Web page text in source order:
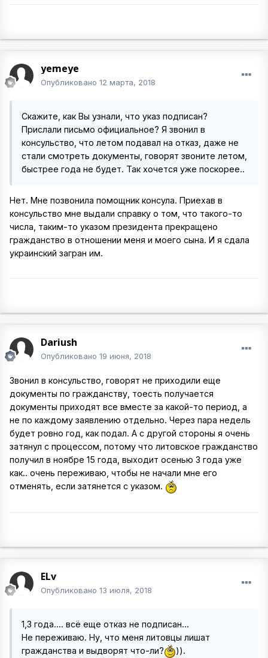
yemeye
Опубликовано 12 марта, 2018
Скажите, как Вы узнали, что указ подписан?
Прислали письмо официальное? Я звонил в
консульство, что летом подавал на отказ, даже не
стали смотреть документы, говорят звоните летом,
быстрее года не будет. Так хочется уже поскорее..
Нет. Мне позвонила помощник консула. Приехав в
консульство мне выдали справку о том, что такого-то
числа, таким-то указом президента прекращено
гражданство в отношении меня и моего сына. И я сдала
украинский загран им.
Dariush
Опубликовано 19 июня, 2018
Звонил в консульство, говорят не приходили еще
документы по гражданству, тоесть получается
документы приходят все вместе за какой-то период, а
не по каждому заявлению отдельно. Через пара недель
будет ровно год, как подал. А с другой стороны я очень
затянул с процессом, потому что литовское гражданство
получил в ноябре 15 года, выходит осенью 3 года уже
как.. очень переживаю, чтобы не начали мне его
отменять, если затянется с указом.
ELv
Опубликовано 13 июля, 2018
1,3 года.... всё еще отказ не подписан...
Не переживаю. Ну, что меня литовцы лишат
гражданства и выдворят что-ли?
)).